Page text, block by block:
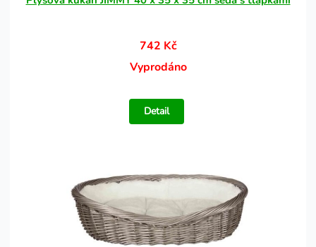
742 Kč
Vyprodáno
Detail